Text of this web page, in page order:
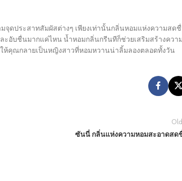
ดประสาทสัมผัสต่างๆ เพียงเท่านั้นกลิ่นหอมแห่งความสด
อับชื่นมากแค่ไหน น้ำหอมกลิ่นกรีนทีก็ช่วยเสริมสร้างควา
ห้คุณกลายเป็นหญิงสาวที่หอมหวานน่าลิ้มลองตลอดทั้งวัน
ซันนี่ กลิ่นแห่งความหอมสะอาดสด